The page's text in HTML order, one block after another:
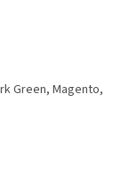
Green, Magento,